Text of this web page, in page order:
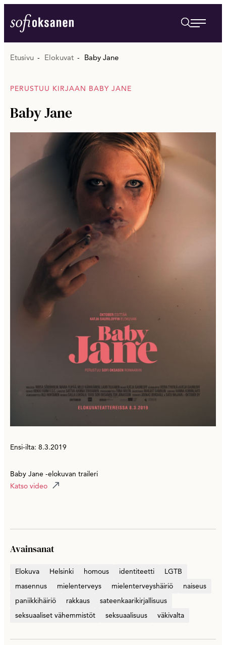
suoraan
sisältöön
Sofi Oksanen
Etusivu Elokuvat Baby Jane
PERUSTUU KIRJAAN BABY JANE
Baby Jane
Ensi-ilta: 8.3.2019
Baby Jane -elokuvan traileri
Katso video
Avainsanat
Elokuva Helsinki homous identiteetti
LGTB
masennus
mielenterveys mielenterveyshäiriö
naiseus
paniikkihäiriö
rakkaus
sateenkaarikirjallisuus
seksuaaliset vähemmistöt
seksuaalisuus väkivalta